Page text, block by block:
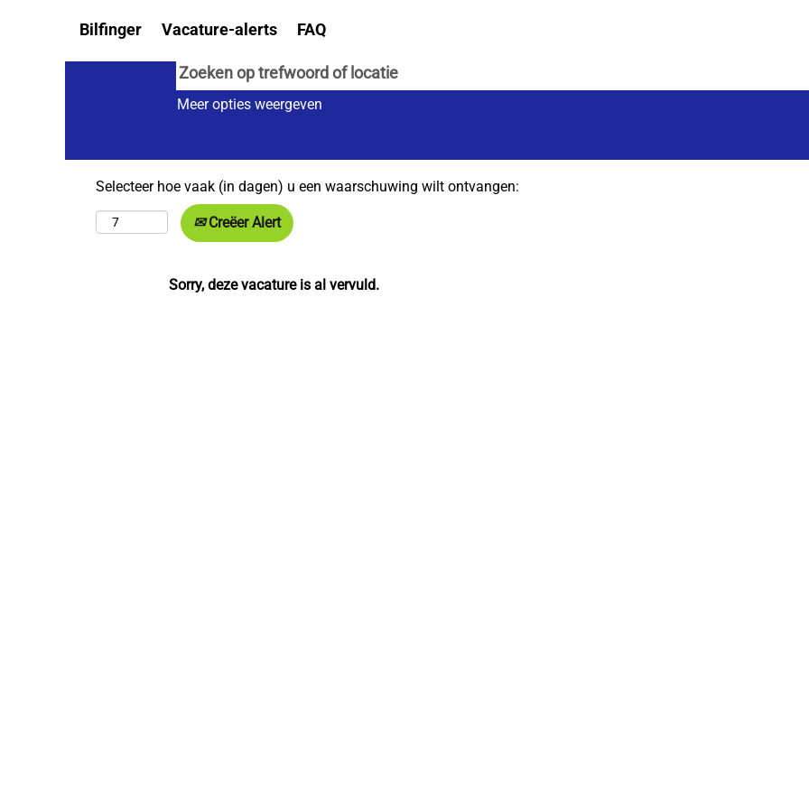
Bilfinger Vacature-alerts FAQ
Meer opties weergeven
Selecteer hoe vaak (in dagen) u een waarschuwing wilt ontvangen:
Creëer Alert
Sorry, deze vacature is al vervuld.